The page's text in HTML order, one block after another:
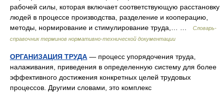
рабочей силы, которая включает соответствующую расстановку
людей в процессе производства, разделение и кооперацию,
методы, нормирование и стимулирование труда,… …
Словарь-
справочник терминов нормативно-технической документации
ОРГАНИЗАЦИЯ ТРУДА — процесс упорядочения труда,
налаживания, приведения в определенную систему для более
эффективного достижения конкретных целей трудовых
процессов. Другими словами, это комплекс